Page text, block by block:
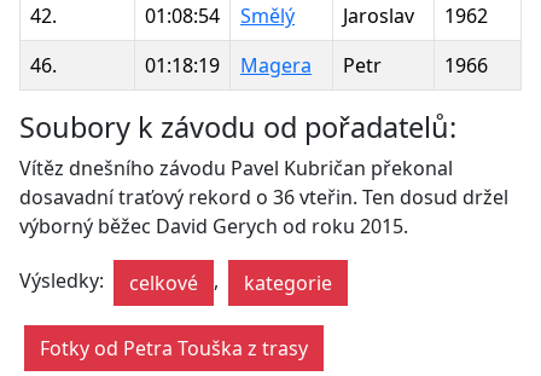
42.
01:08:54 Smělý Jaroslav 1962
46.
01:18:19 Magera Petr 1966
Soubory k závodu od pořadatelů:
Vítěz dnešního závodu Pavel Kubričan překonal
dosavadní traťový rekord o 36 vteřin. Ten dosud držel
výborný běžec David Gerych od roku 2015.
Výsledky: celkové , kategorie
Fotky od Petra Touška z trasy